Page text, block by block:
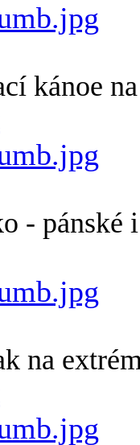
kánoe
- pánské
na